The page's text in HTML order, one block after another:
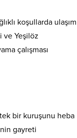
koşullarda ulaşım
ve Yeşilöz
çalışması
bir kuruşunu heba
gayreti